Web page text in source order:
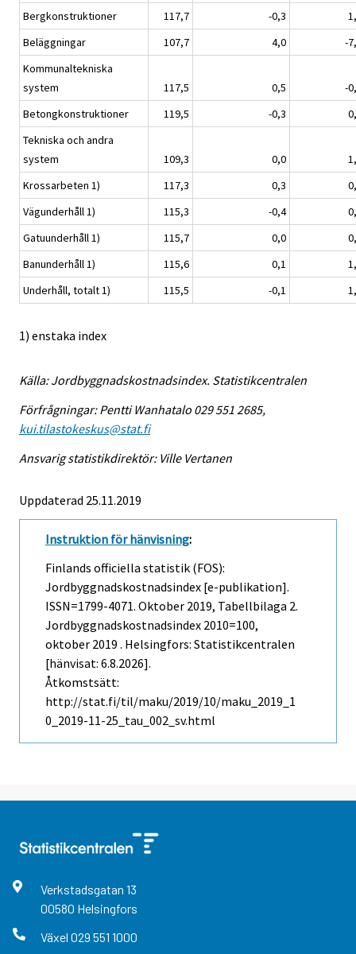
Bergkonstruktioner
117,7 -0,3
Beläggningar
107,7 4,0
-
Kommunaltekniska
system
117,5 0,5
-
Betongkonstruktioner
119,5 -0,3
Tekniska och andra
system
109,3 0,0
Krossarbeten 1)
117,3 0,3
Vägunderhåll 1)
115,3 -0,4
Gatuunderhåll 1)
115,7 0,0
Banunderhåll 1)
115,6 0,1
Underhåll, totalt 1)
115,5 -0,1
1) enstaka index
Källa: Jordbyggnadskostnadsindex. Statistikcentralen
Förfrågningar: Pentti Wanhatalo 029 551 2685,
kui.tilastokeskus@stat.fi
Ansvarig statistikdirektör: Ville Vertanen
Uppdaterad 25.11.2019
Instruktion för hänvisning:
Finlands officiella statistik (FOS):
Jordbyggnadskostnadsindex [e-publikation].
ISSN=1799-4071. Oktober 2019, Tabellbilaga 2.
Jordbyggnadskostnadsindex 2010=100,
oktober 2019 . Helsingfors: Statistikcentralen
[hänvisat: 6.8.2026].
Åtkomstsätt:
http://stat.fi/til/maku/2019/10/maku_2019_1
0_2019-11-25_tau_002_sv.html
Verkstadsgatan 13
00580 Helsingfors
Växel 029 551 1000